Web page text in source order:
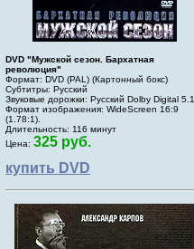
DVD "Мужской сезон. Бархатная
революция"
Формат: DVD (PAL) (Картонный бокс)
Субтитры: Русский
Звуковые дорожки: Русский Dolby Digital 5.1
Формат изображения: WideScreen 16:9
(1.78:1).
Длительность: 116 минут
Цена: 325 руб.
купить DVD